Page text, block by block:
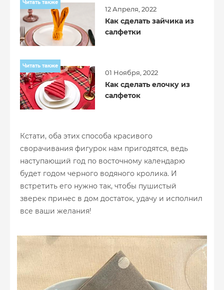
Читать также
12 Апреля, 2022
Как сделать зайчика из
салфетки
Читать также
01 Ноября, 2022
Как сделать елочку из
салфеток
Кстати, оба этих способа красивого
сворачивания фигурок нам пригодятся, ведь
наступающий год по восточному календарю
будет годом черного водяного кролика. И
встретить его нужно так, чтобы пушистый
зверек принес в дом достаток, удачу и исполнил
все ваши желания!